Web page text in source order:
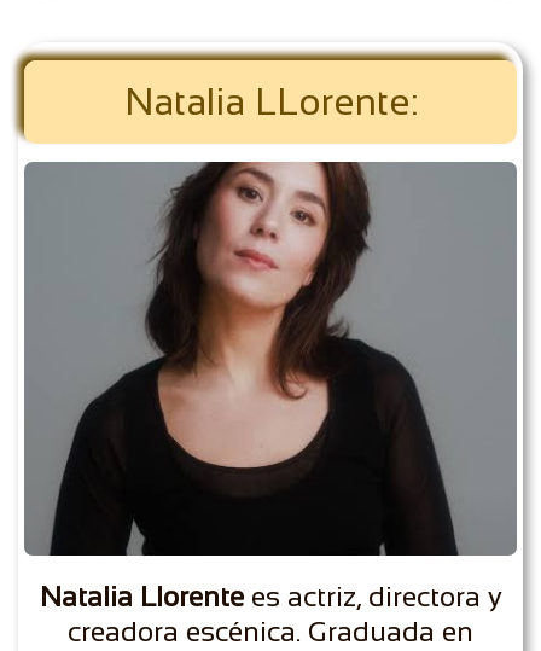
Natalia LLorente:
Natalia Llorentees actriz, directora y
creadora escénica. Graduada en